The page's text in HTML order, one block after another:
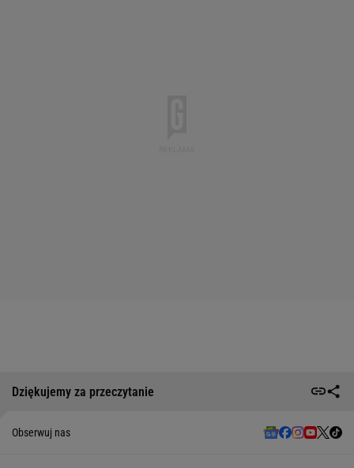
Dziękujemy za przeczytanie
Obserwuj nas